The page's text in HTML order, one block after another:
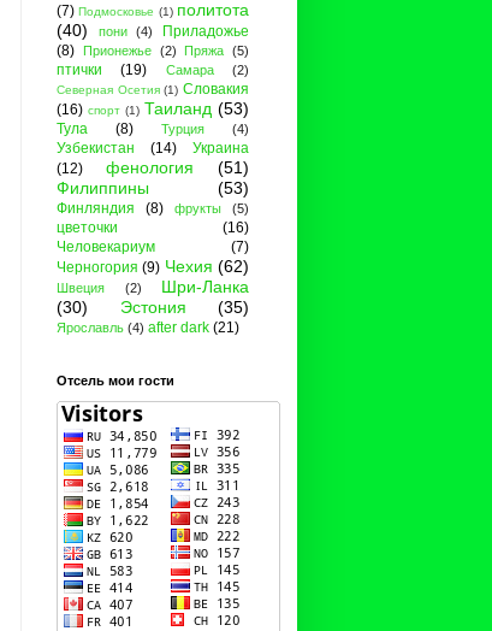
(7) Подмосковье (1) политота
(40)
пони (4)
Приладожье
(8) Прионежье (2) Пряжа (5)
птички (19) Самара (2)
Северная Осетия (1) Словакия
(16) спорт (1) Таиланд (53)
Тула (8) Турция (4)
Узбекистан (14)
Украина
(12)
фенология
(51)
Филиппины
(53)
Финляндия (8) фрукты (5)
цветочки
(16)
Человекариум
(7)
Черногория (9) Чехия (62)
Швеция (2)
Шри-Ланка
(30)
Эстония (35)
Ярославль (4) after dark (21)
Отсель мои гости